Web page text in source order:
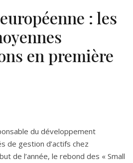
: les
en première
du développement
de gestion d’actifs chez
de l’année, le rebond des « Small